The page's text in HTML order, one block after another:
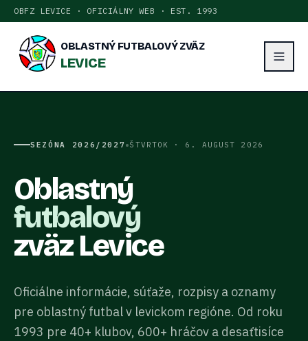
OBFZ LEVICE · OFICIÁLNY WEB · EST. 1993
OBLASTNÝ FUTBALOVÝ ZVÄZ
LEVICE
SEZÓNA 2026/2027•ŠTVRTOK · 6. AUGUST 2026
Oblastný
futbalový
zväz Levice
Oficiálne informácie, súťaže, rozpisy a oznamy
pre oblastný futbal v levickom regióne. Od roku
1993 pre 40+ klubov, 600+ hráčov a desaťtisíce